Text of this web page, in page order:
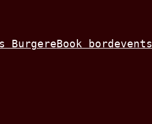
BurgereBook bordevents